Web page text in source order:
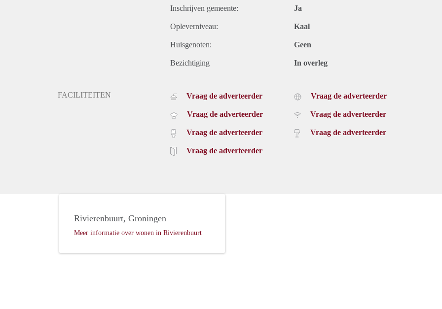
Inschrijven gemeente: Ja
Opleverniveau: Kaal
Huisgenoten: Geen
Bezichtiging In overleg
FACILITEITEN Vraag de adverteerder
Vraag de adverteerder
Vraag de adverteerder
Vraag de adverteerder
Vraag de adverteerder
Vraag de adverteerder
Vraag de adverteerder
Rivierenbuurt, Groningen
Meer informatie over wonen in Rivierenbuurt